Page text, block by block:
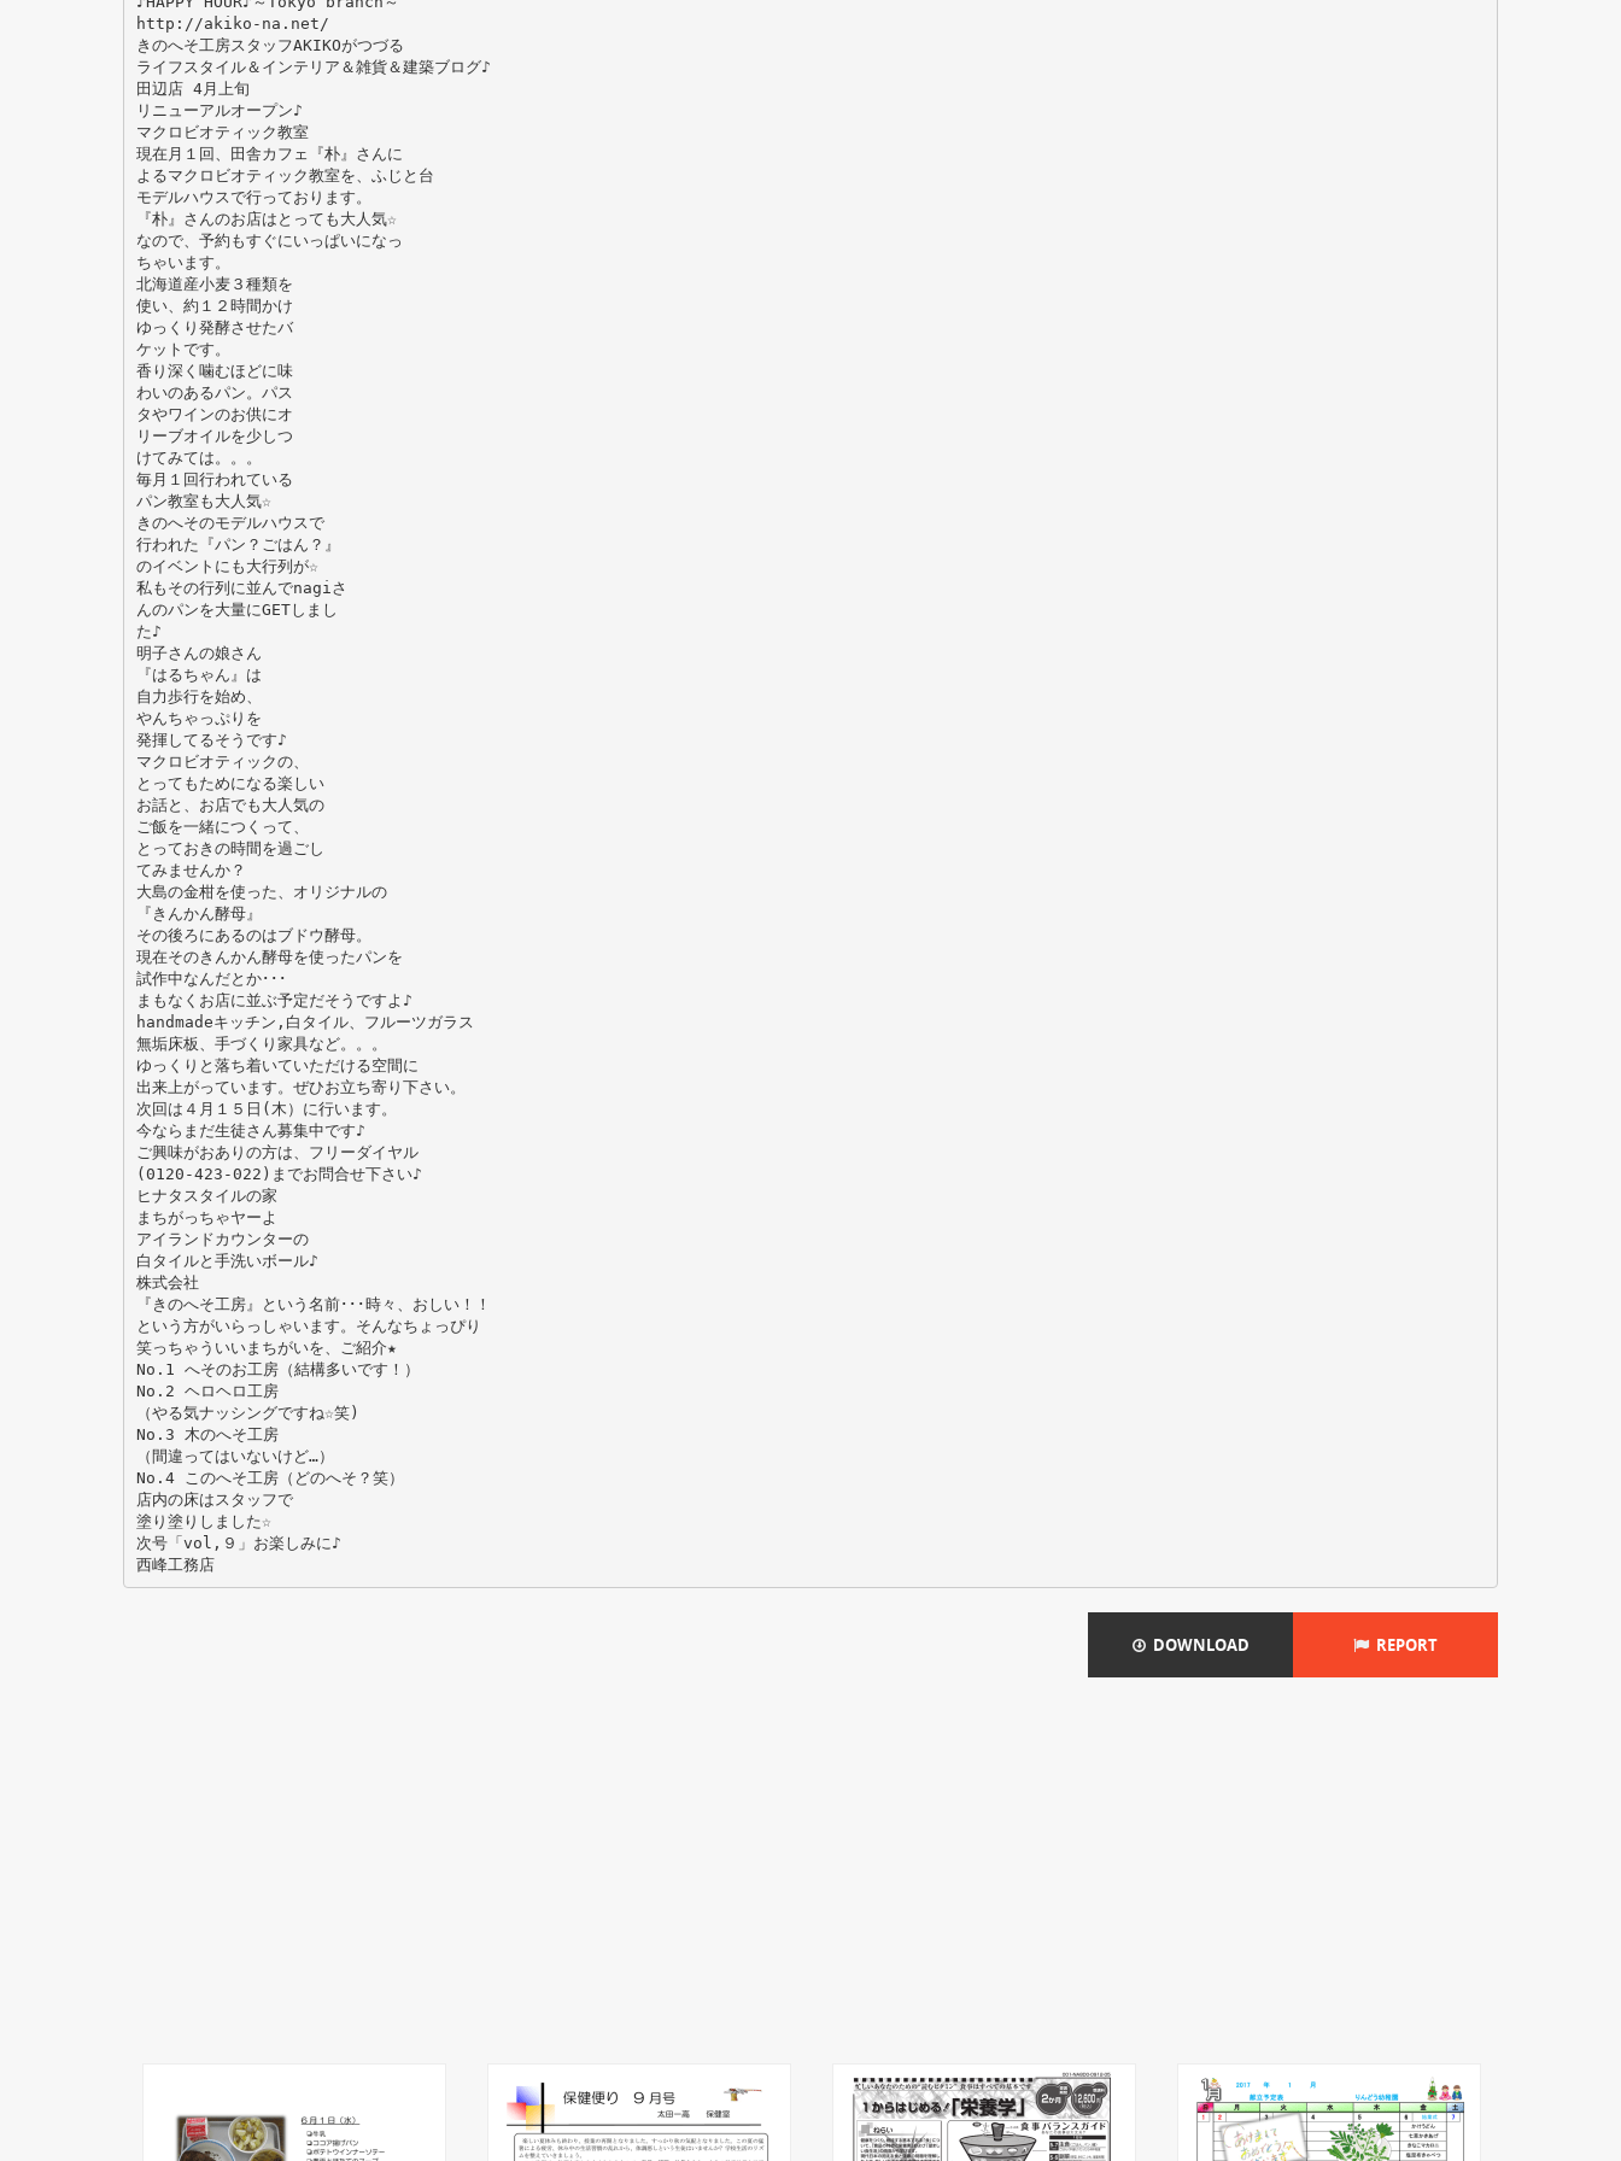
http://akiko-na.net/
きのへそ工房スタッフAKIKOがつづる
ライフスタイル＆インテリア＆雑貨＆建築ブログ♪
田辺店 4月上旬
リニューアルオープン♪
マクロビオティック教室
現在月１回、田舎カフェ『朴』さんに
よるマクロビオティック教室を、ふじと台
モデルハウスで行っております。
『朴』さんのお店はとっても大人気☆
なので、予約もすぐにいっぱいになっ
ちゃいます。
北海道産小麦３種類を
使い、約１２時間かけ
ゆっくり発酵させたバ
ケットです。
香り深く噛むほどに味
わいのあるパン。パス
タやワインのお供にオ
リーブオイルを少しつ
けてみては。。。
毎月１回行われている
パン教室も大人気☆
きのへそのモデルハウスで
行われた『パン？ごはん？』
のイベントにも大行列が☆
私もその行列に並んでnagiさ
んのパンを大量にGETしまし
た♪
明子さんの娘さん
『はるちゃん』は
自力歩行を始め、
やんちゃっぷりを
発揮してるそうです♪
マクロビオティックの、
とってもためになる楽しい
お話と、お店でも大人気の
ご飯を一緒につくって、
とっておきの時間を過ごし
てみませんか？
大島の金柑を使った、オリジナルの
『きんかん酵母』
その後ろにあるのはブドウ酵母。
現在そのきんかん酵母を使ったパンを
試作中なんだとか･･･
まもなくお店に並ぶ予定だそうですよ♪
handmadeキッチン,白タイル、フルーツガラス
無垢床板、手づくり家具など。。。
ゆっくりと落ち着いていただける空間に
出来上がっています。ぜひお立ち寄り下さい。
次回は４月１５日(木）に行います。
今ならまだ生徒さん募集中です♪
ご興味がおありの方は、フリーダイヤル
(0120-423-022)までお問合せ下さい♪
ヒナタスタイルの家
まちがっちゃヤーよ
アイランドカウンターの
白タイルと手洗いボール♪
株式会社
『きのへそ工房』という名前･･･時々、おしい！！
という方がいらっしゃいます。そんなちょっぴり
笑っちゃういいまちがいを、ご紹介★
No.1 へそのお工房（結構多いです！）
No.2 ヘロヘロ工房
（やる気ナッシングですね☆笑)
No.3 木のへそ工房
（間違ってはいないけど…）
No.4 このへそ工房（どのへそ？笑）
店内の床はスタッフで
塗り塗りしました☆
次号「vol,９」お楽しみに♪
西峰工務店
DOWNLOAD REPORT